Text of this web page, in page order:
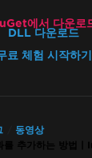
에서 다운로
DLL 다운로드
료 체험 시작하기
동영상
를 추가하는 방법 |